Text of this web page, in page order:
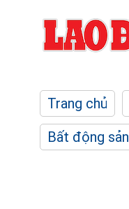
Trang chủ
Bất động sản